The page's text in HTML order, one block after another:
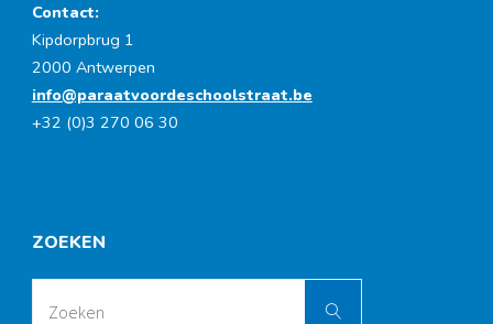
Contact:
Kipdorpbrug 1
2000 Antwerpen
info@paraatvoordeschoolstraat.be
+32 (0)3 270 06 30
ZOEKEN
Zoeken